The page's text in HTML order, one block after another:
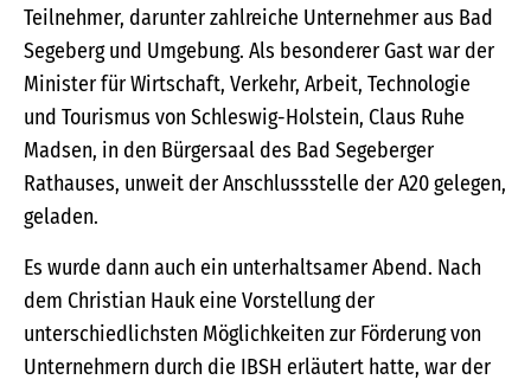
Teilnehmer, darunter zahlreiche Unternehmer aus Bad
Segeberg und Umgebung. Als besonderer Gast war der
Minister für Wirtschaft, Verkehr, Arbeit, Technologie
und Tourismus von Schleswig-Holstein, Claus Ruhe
Madsen, in den Bürgersaal des Bad Segeberger
Rathauses, unweit der Anschlussstelle der A20 gelegen,
geladen.
Es wurde dann auch ein unterhaltsamer Abend. Nach
dem Christian Hauk eine Vorstellung der
unterschiedlichsten Möglichkeiten zur Förderung von
Unternehmern durch die IBSH erläutert hatte, war der